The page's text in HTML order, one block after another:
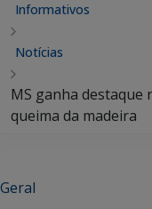
Informativos
Notícias
MS ganha destaque
queima da madeira
Geral